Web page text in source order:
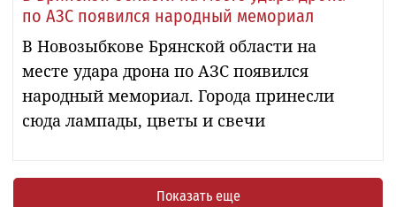
по АЗС появился народный мемориал
В Новозыбкове Брянской области на
месте удара дрона по АЗС появился
народный мемориал. Города принесли
сюда лампады, цветы и свечи
Показать еще